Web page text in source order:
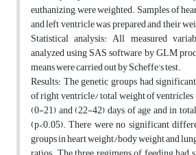
euthanizing were weighted. Samples of
and left ventricle was prepared and their
Statistical analysis: All measured
analyzed using SAS software by GLM
means were carried out by Scheffe’s test.
Results: The genetic groups had
of right ventricle/ total weight of
(0-21) and (22-42) days of age and in
(p<0.05). There were no significant
groups in heart weight/body weight and